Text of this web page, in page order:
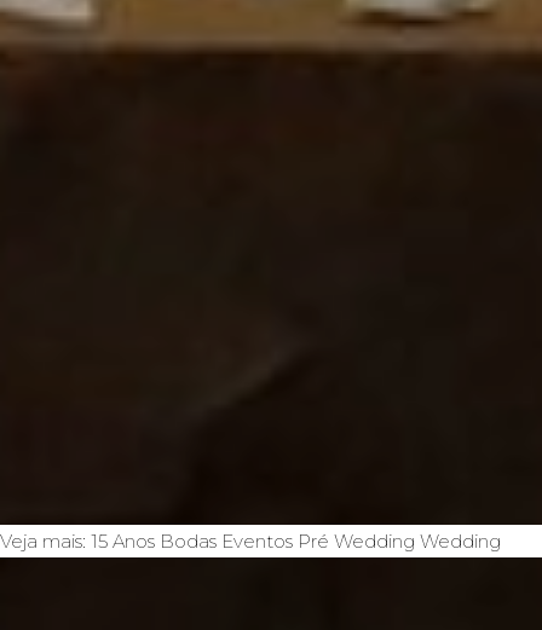
Veja mais: 15 Anos Bodas Eventos Pré Wedding Wedding